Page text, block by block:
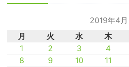
2019年4月
月
火 水 木
1
2 3 4
8
9 10 11